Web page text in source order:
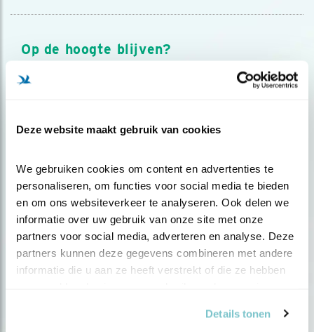
Deze website maakt gebruik van cookies
We gebruiken cookies om content en advertenties te
personaliseren, om functies voor social media te bieden
en om ons websiteverkeer te analyseren. Ook delen we
informatie over uw gebruik van onze site met onze
partners voor social media, adverteren en analyse. Deze
partners kunnen deze gegevens combineren met andere
informatie die u aan ze heeft verstrekt of die ze hebben
Details tonen
Op de hoogte blijven?
Meld je aan en ontvang nieuws, inspiratie, acties en tips
over vogels en activiteiten van Vogelbescherming.